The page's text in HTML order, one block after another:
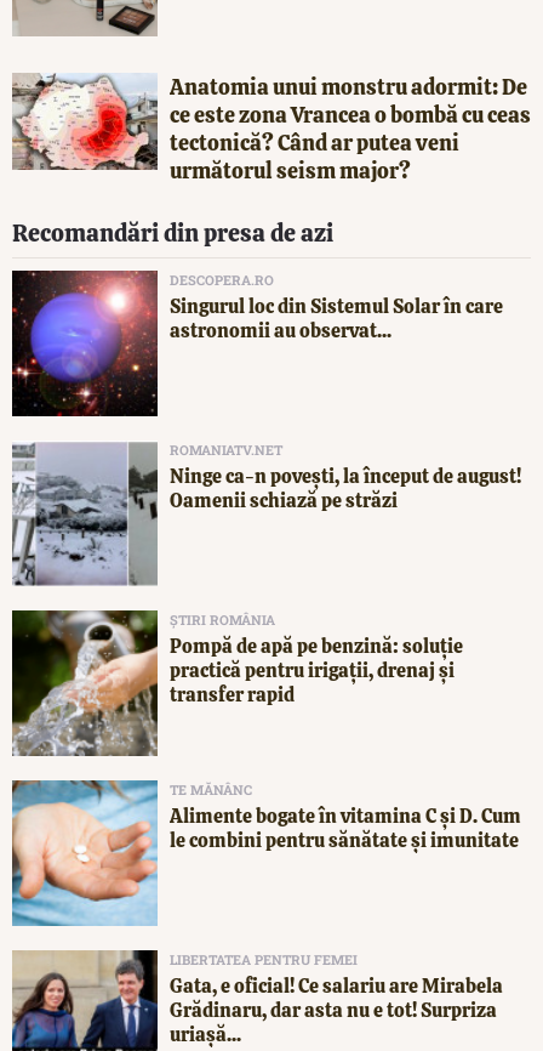
Anatomia unui monstru adormit: De
ce este zona Vrancea o bombă cu ceas
tectonică? Când ar putea veni
următorul seism major?
Recomandări din presa de azi
DESCOPERA.RO
Singurul loc din Sistemul Solar în care
astronomii au observat...
ROMANIATV.NET
Ninge ca-n povești, la început de august!
Oamenii schiază pe străzi
ȘTIRI ROMÂNIA
Pompă de apă pe benzină: soluție
practică pentru irigații, drenaj și
transfer rapid
TE MĂNÂNC
Alimente bogate în vitamina C și D. Cum
le combini pentru sănătate și imunitate
LIBERTATEA PENTRU FEMEI
Gata, e oficial! Ce salariu are Mirabela
Grădinaru, dar asta nu e tot! Surpriza
uriașă...